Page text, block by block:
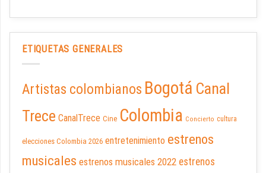
ETIQUETAS GENERALES
Artistas colombianos Bogotá Canal
Trece CanalTrece Cine Colombia Concierto cultura
elecciones Colombia 2026 entretenimiento estrenos
musicales estrenos musicales 2022 estrenos